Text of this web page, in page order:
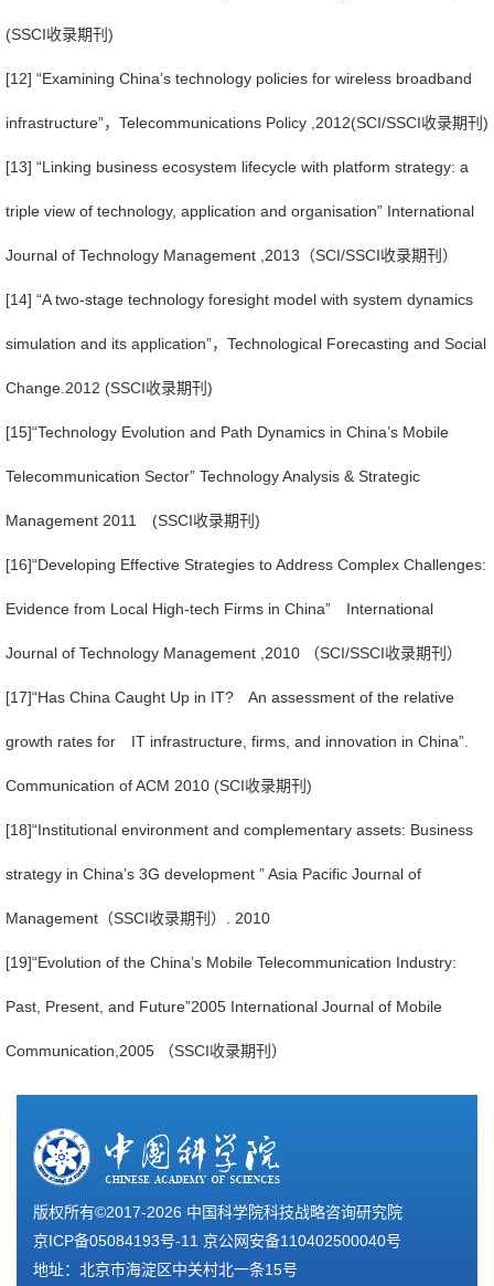
(SSCI收录期刊)
[12] “Examining China’s technology policies for wireless broadband
infrastructure”，Telecommunications Policy ,2012(SCI/SSCI收录期刊)
[13] “Linking business ecosystem lifecycle with platform strategy: a
triple view of technology, application and organisation” International
Journal of Technology Management ,2013（SCI/SSCI收录期刊）
[14] “A two-stage technology foresight model with system dynamics
simulation and its application”，Technological Forecasting and Social
Change.2012 (SSCI收录期刊)
[15]“Technology Evolution and Path Dynamics in China’s Mobile
Telecommunication Sector” Technology Analysis & Strategic
Management 2011 (SSCI收录期刊)
[16]“Developing Effective Strategies to Address Complex Challenges:
Evidence from Local High-tech Firms in China” International
Journal of Technology Management ,2010 （SCI/SSCI收录期刊）
[17]“Has China Caught Up in IT? An assessment of the relative
growth rates for IT infrastructure, firms, and innovation in China”.
Communication of ACM 2010 (SCI收录期刊)
[18]“Institutional environment and complementary assets: Business
strategy in China’s 3G development ” Asia Pacific Journal of
Management（SSCI收录期刊）. 2010
[19]“Evolution of the China’s Mobile Telecommunication Industry:
Past, Present, and Future”2005 International Journal of Mobile
Communication,2005 （SSCI收录期刊）
版权所有©2017-2026 中国科学院科技战略咨询研究院
京ICP备05084193号-11 京公网安备110402500040号
地址：北京市海淀区中关村北一条15号